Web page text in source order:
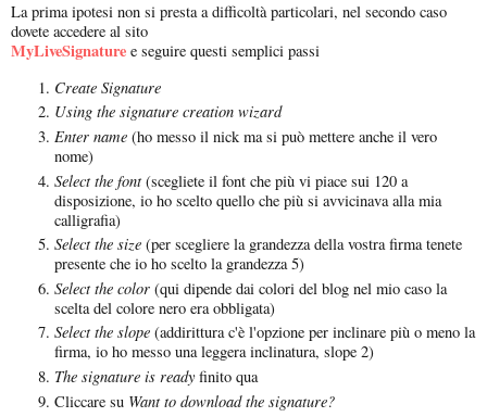
La prima ipotesi non si presta a difficoltà particolari, nel secondo caso
dovete accedere al sito
MyLiveSignature e seguire questi semplici passi
Create Signature
Using the signature creation wizard
Enter name (ho messo il nick ma si può mettere anche il vero
nome)
Select the font(scegliete il font che più vi piace sui 120 a
disposizione, io ho scelto quello che più si avvicinava alla mia
calligrafia)
Select the size (per scegliere la grandezza della vostra firma tenete
presente che io ho scelto la grandezza 5)
Select the color (qui dipende dai colori del blog nel mio caso la
scelta del colore nero era obbligata)
Select the slope (addirittura c'è l'opzione per inclinare più o meno la
firma, io ho messo una leggera inclinatura, slope 2)
The signature is readyfinito qua
Cliccare su Want to download the signature?